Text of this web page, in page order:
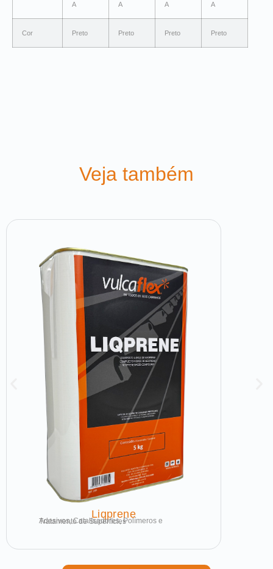
A
A
A
A
Cor Preto Preto Preto Preto
Veja também
Liqprene
Adesivos, Catalisadores, Polímeros e Tratamento de Superfícies